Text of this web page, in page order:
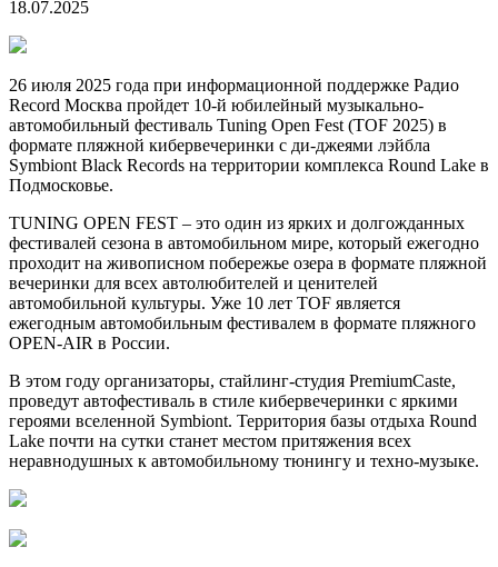
18.07.2025
26 июля 2025 года при информационной поддержке Радио
Record Москва пройдет 10-й юбилейный музыкально-
автомобильный фестиваль Tuning Open Fest (TOF 2025) в
формате пляжной кибервечеринки с ди-джеями лэйбла
Symbiont Black Records на территории комплекса Round Lake в
Подмосковье.
TUNING OPEN FEST – это один из ярких и долгожданных
фестивалей сезона в автомобильном мире, который ежегодно
проходит на живописном побережье озера в формате пляжной
вечеринки для всех автолюбителей и ценителей
автомобильной культуры. Уже 10 лет TOF является
ежегодным автомобильным фестивалем в формате пляжного
OPEN-AIR в России.
В этом году организаторы, стайлинг-студия PremiumCaste,
проведут автофестиваль в стиле кибервечеринки с яркими
героями вселенной Symbiont. Территория базы отдыха Round
Lake почти на сутки станет местом притяжения всех
неравнодушных к автомобильному тюнингу и техно-музыке.